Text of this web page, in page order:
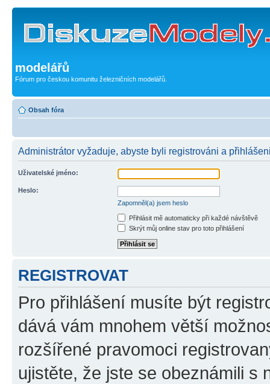
modelářů
Fórum pro českou komunitu železničních modelářů.
Obsah fóra
Administrátor vyžaduje, abyste byli registrováni a
Uživatelské jméno:
Heslo:
Zapomněl(a) jsem heslo
Přihlásit mě automaticky při každé návštěvě
Skrýt můj online stav pro toto přihlášení
REGISTROVAT
Pro přihlášení musíte být
dává vám mnohem větší
rozšířené pravomoci
ujistěte, že jste se obeznámili s